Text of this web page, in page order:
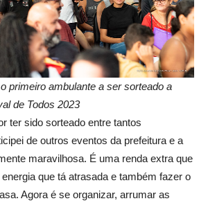
primeiro ambulante a ser sorteado a
de Todos 2023
ter sido sorteado entre tantos
de outros eventos da prefeitura e a
maravilhosa. É uma renda extra que
que tá atrasada e também fazer o
Agora é se organizar, arrumar as